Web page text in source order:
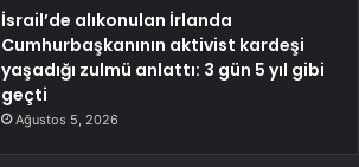
İsrail’de alıkonulan İrlanda
Cumhurbaşkanının aktivist kardeşi
yaşadığı zulmü anlattı: 3 gün 5 yıl gibi
geçti
Ağustos 5, 2026